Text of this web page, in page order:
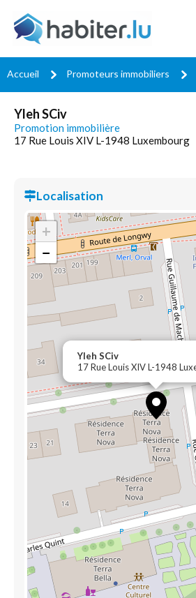
Accueil Promoteurs immobiliers
Yleh SCiv
Promotion immobilière
17 Rue Louis XIV L-1948 Luxembourg
Localisation
Yleh SCiv
17 Rue Louis XIV L-1948
+
−